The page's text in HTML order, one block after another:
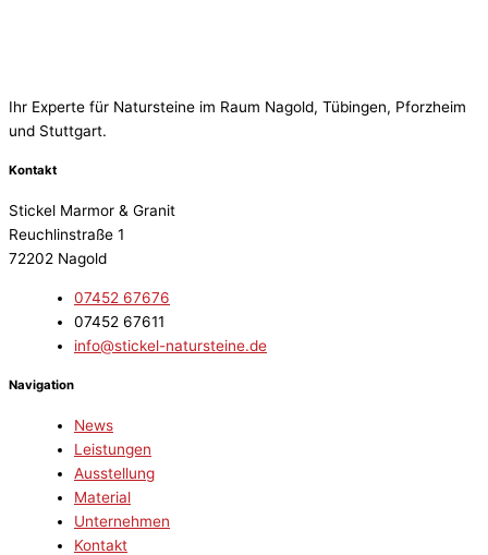
Ihr Experte für Natursteine im Raum Nagold, Tübingen, Pforzheim
und Stuttgart.
Kontakt
Stickel Marmor & Granit
Reuchlinstraße 1
72202 Nagold
07452 67676
07452 67611
info@stickel-natursteine.de
Navigation
News
Leistungen
Ausstellung
Material
Unternehmen
Kontakt